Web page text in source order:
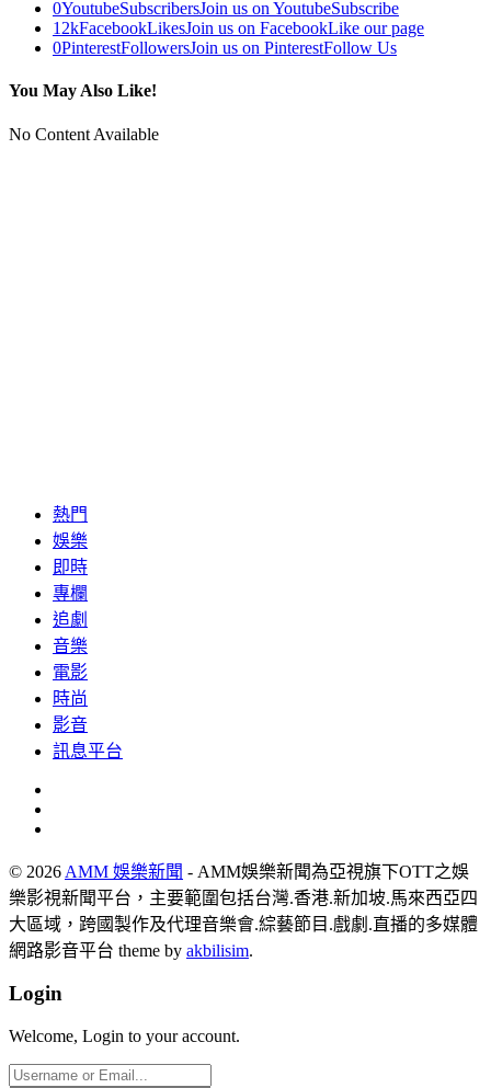
0YoutubeSubscribersJoin us on YoutubeSubscribe
12kFacebookLikesJoin us on FacebookLike our page
0PinterestFollowersJoin us on PinterestFollow Us
You May Also Like!
No Content Available
熱門
娛樂
即時
專欄
追劇
音樂
電影
時尚
影音
訊息平台
© 2026 AMM 娛樂新聞 - AMM娛樂新聞為亞視旗下OTT之娛
樂影視新聞平台，主要範圍包括台灣.香港.新加坡.馬來西亞四
大區域，跨國製作及代理音樂會.綜藝節目.戲劇.直播的多媒體
網路影音平台 theme by akbilisim.
Login
Welcome, Login to your account.